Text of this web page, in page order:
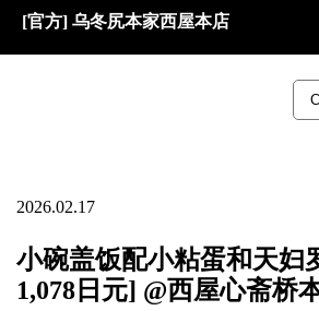
[官方] 乌冬尻本家西屋本店
2026.02.17
小碗盖饭配小粘蛋和天妇
1,078日元] @西屋心斋桥